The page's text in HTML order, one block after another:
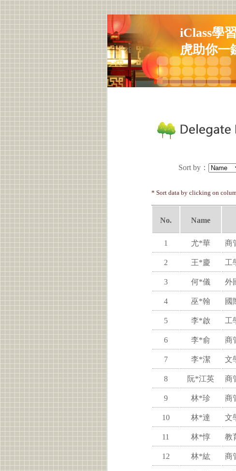
iClass學
虎助你一
Sort by：
* Sort data by clicking on
No. Name
1 尤*華 商
2 王*慶 工
3 何*儀 外
4 巫*翰 國
5 李*啟 工
6 李*俞 商
7 李*潔 文
8 阮*江英 商
9 林*珍 商
10 林*達 文
11 林*惇 教
12 林*紘 商